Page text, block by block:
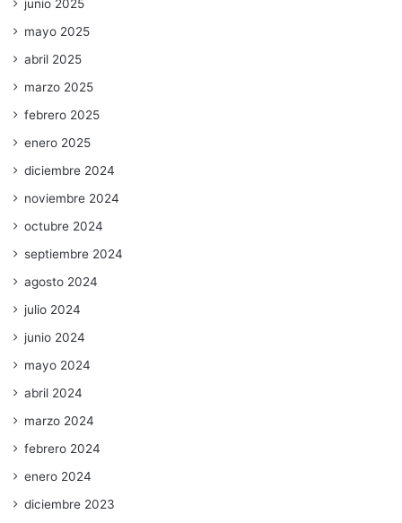
junio 2025
mayo 2025
abril 2025
marzo 2025
febrero 2025
enero 2025
diciembre 2024
noviembre 2024
octubre 2024
septiembre 2024
agosto 2024
julio 2024
junio 2024
mayo 2024
abril 2024
marzo 2024
febrero 2024
enero 2024
diciembre 2023